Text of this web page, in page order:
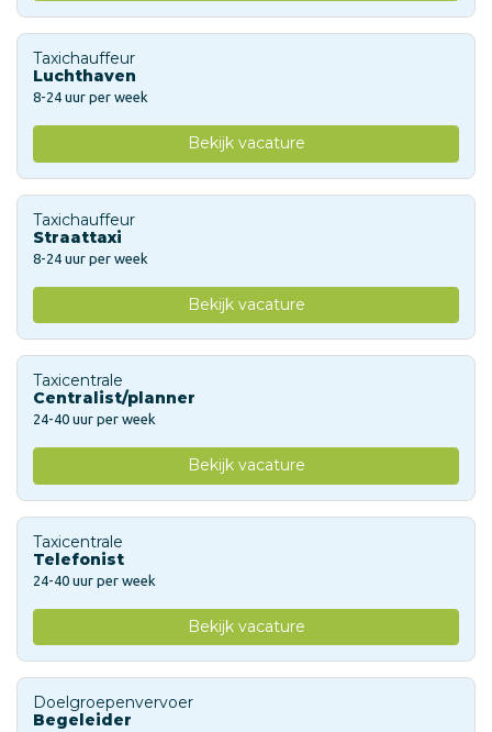
Taxichauffeur
Luchthaven
8-24 uur per week
Bekijk vacature
Taxichauffeur
Straattaxi
8-24 uur per week
Bekijk vacature
Taxicentrale
Centralist/planner
24-40 uur per week
Bekijk vacature
Taxicentrale
Telefonist
24-40 uur per week
Bekijk vacature
Doelgroepenvervoer
Begeleider